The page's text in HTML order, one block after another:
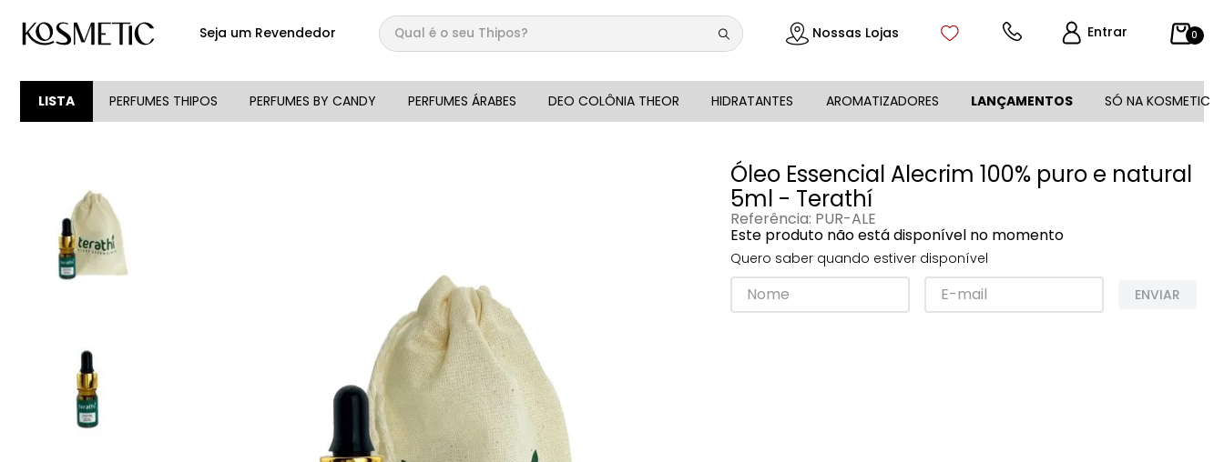
Seja um Revendedor
Qual é o seu Thipos?
Nossas Lojas Entrar 0
LISTA PERFUMES THIPOS PERFUMES BY CANDY PERFUMES ÁRABES DEO COLÔNIA THEOR HIDRATANTES AROMATIZADORES LANÇAMENTOS SÓ NA KOSMETIC
Óleo Essencial Alecrim 100% puro e natural
5ml - Terathí
Referência: PUR-ALE
Este produto não está disponível no momento
Quero saber quando estiver disponível
ENVIAR
1 º
144